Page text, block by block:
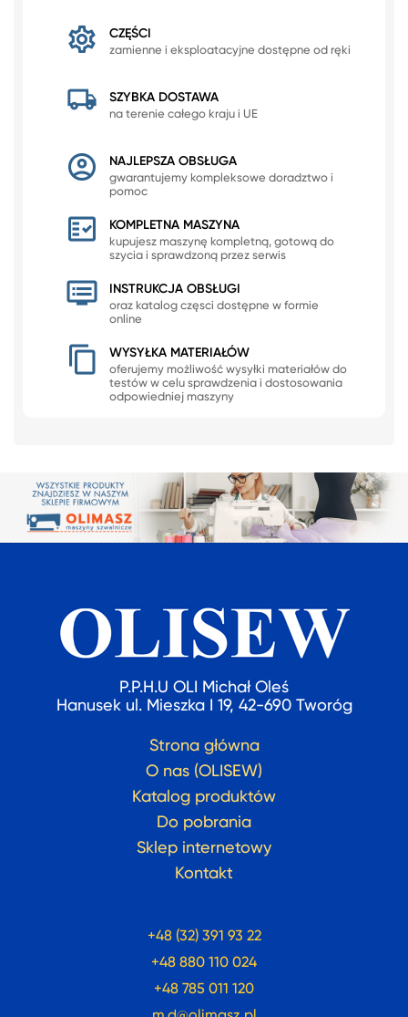
CZĘŚCI
zamienne i eksploatacyjne dostępne od ręki
SZYBKA DOSTAWA
na terenie całego kraju i UE
NAJLEPSZA OBSŁUGA
gwarantujemy kompleksowe doradztwo i
pomoc
KOMPLETNA MASZYNA
kupujesz maszynę kompletną, gotową do
szycia i sprawdzoną przez serwis
INSTRUKCJA OBSŁUGI
oraz katalog częsci dostępne w formie
online
WYSYŁKA MATERIAŁÓW
oferujemy możliwość wysyłki materiałów do
testów w celu sprawdzenia i dostosowania
odpowiedniej maszyny
P.P.H.U OLI Michał Oleś
Hanusek ul. Mieszka I 19, 42-690 Tworóg
Strona główna
O nas (OLISEW)
Katalog produktów
Do pobrania
Sklep internetowy
Kontakt
+48 (32) 391 93 22
+48 880 110 024
+48 785 011 120